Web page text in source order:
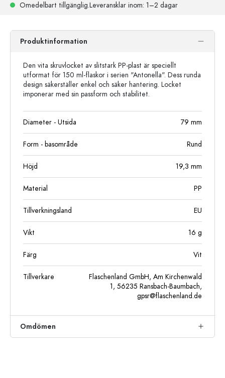
Omedelbart tillgänglig.Leveransklar inom: 1–2 dagar
Produktinformation
Den vita skruvlocket av slitstark PP-plast är speciellt
utformat för 150 ml-flaskor i serien "Antonella". Dess runda
design säkerställer enkel och säker hantering. Locket
imponerar med sin passform och stabilitet.
Diameter - Utsida 79 mm
Form - basområde Rund
Höjd 19,3 mm
Material PP
Tillverkningsland EU
Vikt 16 g
Färg Vit
Tillverkare
Flaschenland GmbH, Am Kirchenwald
1, 56235 Ransbach-Baumbach,
gpsr@flaschenland.de
Omdömen